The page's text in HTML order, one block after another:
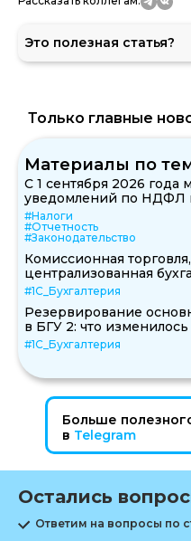
Это полезная статья?
Только главные
Материалы по
С 1 сентября 2026 года
уведомлений по НДФЛ
#Налоги
#Отчетность
#Законодательство
Комиссионная
централизованная
#1С_Бухгалтерия
Резервирование
в БГУ 2: что изменилось
#1С_Бухгалтерия
Больше
в Telegram
Остались
Ответим на вопросы по